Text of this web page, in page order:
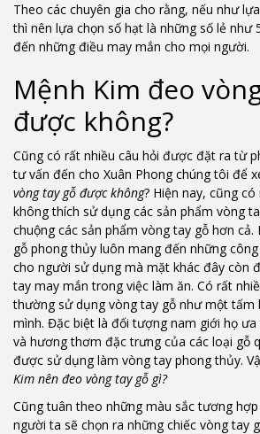
Theo các chuyên gia cho rằng, nếu như
thì nên lựa chọn số hạt là những số lẻ như
đến những điều may mắn cho mọi người.
Mệnh Kim đeo
được không?
Cũng có rất nhiều câu hỏi được đặt ra từ
tư vấn đến cho Xuân Phong chúng tôi để
vòng tay gỗ được không? Hiện nay, cũng
không thích sử dụng các sản phẩm vòng
chuộng các sản phẩm vòng tay gỗ hơn
gỗ phong thủy luôn mang đến những
cho người sử dụng mà mặt khác đây còn
tay may mắn trong việc làm ăn. Có rất
thường sử dụng vòng tay gỗ như một tấm
mình. Đặc biệt là đối tượng nam giới họ
và hương thơm đặc trưng của các loại gỗ
được sử dụng làm vòng tay phong thủy.
Kim nên đeo vòng tay gỗ gì?
Cũng tuân theo những màu sắc tương
người ta sẽ chọn ra những chiếc vòng tay